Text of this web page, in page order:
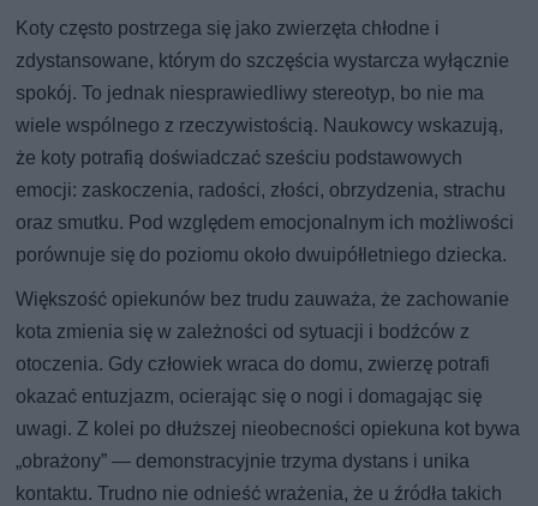
Koty często postrzega się jako zwierzęta chłodne i
zdystansowane, którym do szczęścia wystarcza wyłącznie
spokój. To jednak niesprawiedliwy stereotyp, bo nie ma
wiele wspólnego z rzeczywistością. Naukowcy wskazują,
że koty potrafią doświadczać sześciu podstawowych
emocji: zaskoczenia, radości, złości, obrzydzenia, strachu
oraz smutku. Pod względem emocjonalnym ich możliwości
porównuje się do poziomu około dwuipółletniego dziecka.
Większość opiekunów bez trudu zauważa, że zachowanie
kota zmienia się w zależności od sytuacji i bodźców z
otoczenia. Gdy człowiek wraca do domu, zwierzę potrafi
okazać entuzjazm, ocierając się o nogi i domagając się
uwagi. Z kolei po dłuższej nieobecności opiekuna kot bywa
„obrażony” — demonstracyjnie trzyma dystans i unika
kontaktu. Trudno nie odnieść wrażenia, że u źródła takich